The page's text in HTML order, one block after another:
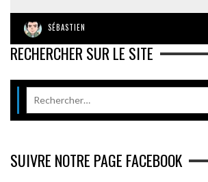
SÉBASTIEN
RECHERCHER SUR LE SITE
SUIVRE NOTRE PAGE FACEBOOK